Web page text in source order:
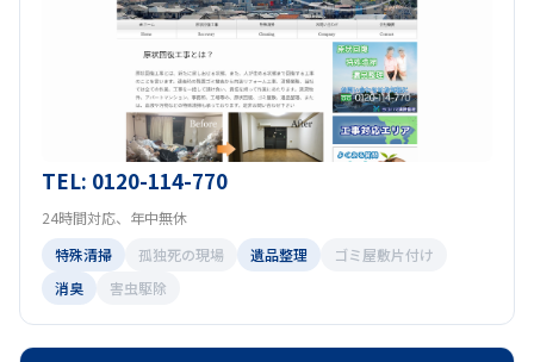
TEL: 0120-114-770
24時間対応、年中無休
特殊清掃
孤独死の現場 遺品整理
ゴミ屋敷片付け
消臭
害虫駆除